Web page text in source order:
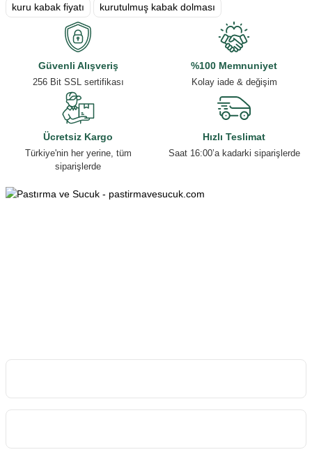
Sepete Ekle Sepete Ekle
Sepete Ekle
kuru kabak fiyatı kurutulmuş kabak dolması
Güvenli Alışveriş
256 Bit SSL sertifikası
%100 Memnuniyet
Kolay iade & değişim
Ücretsiz Kargo
Türkiye'nin her yerine, tüm
siparişlerde
Hızlı Teslimat
Saat 16:00’a kadarki siparişlerde